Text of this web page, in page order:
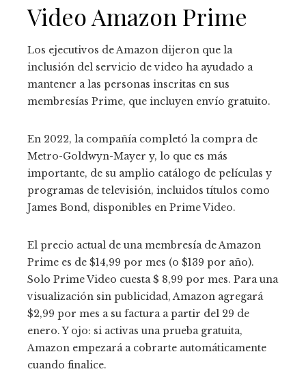
Video Amazon Prime
Los ejecutivos de Amazon dijeron que la
inclusión del servicio de video ha ayudado a
mantener a las personas inscritas en sus
membresías Prime, que incluyen envío gratuito.
En 2022, la compañía completó la compra de
Metro-Goldwyn-Mayer y, lo que es más
importante, de su amplio catálogo de películas y
programas de televisión, incluidos títulos como
James Bond, disponibles en Prime Video.
El precio actual de una membresía de Amazon
Prime es de $14,99 por mes (o $139 por año).
Solo Prime Video cuesta $ 8,99 por mes. Para una
visualización sin publicidad, Amazon agregará
$2,99 ​​por mes a su factura a partir del 29 de
enero. Y ojo: si activas una prueba gratuita,
Amazon empezará a cobrarte automáticamente
cuando finalice.